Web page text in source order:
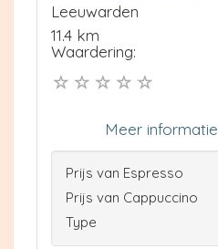
Leeuwarden
11.4 km
Waardering:
Meer informatie
Prijs van Espresso
Prijs van Cappuccino
Type